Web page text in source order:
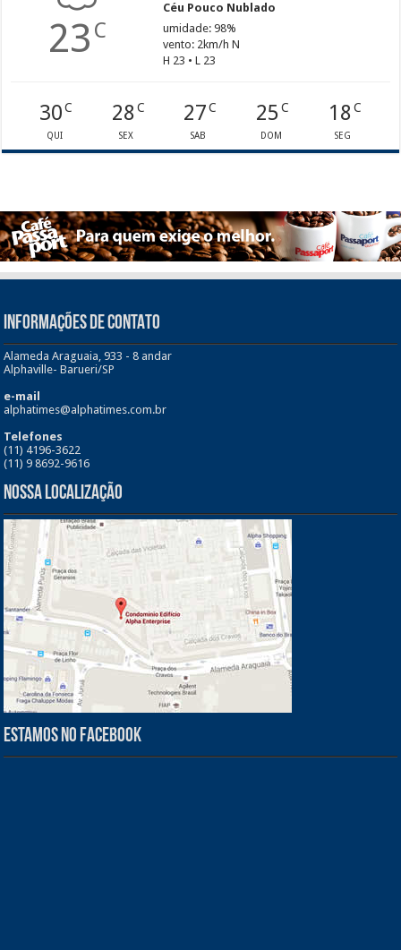
23 C
Céu Pouco Nublado
umidade: 98%
vento: 2km/h N
H 23 • L 23
30C
QUI
28C
SEX
27 C
SAB
25C
DOM
18C
SEG
INFORMAÇÕES DE CONTATO
Alameda Araguaia, 933 - 8 andar
Alphaville- Barueri/SP
e-mail
alphatimes@alphatimes.com.br
Telefones
(11) 4196-3622
(11) 9 8692-9616
Nossa Localização
Estamos no Facebook